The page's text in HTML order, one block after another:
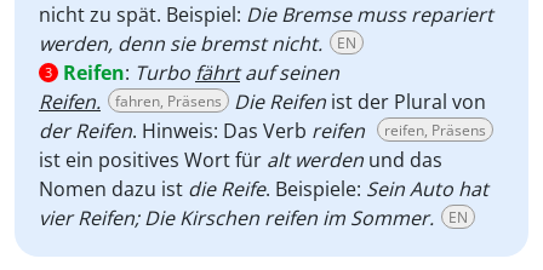
nicht zu spät. Beispiel: Die Bremse muss repariert
werden, denn sie bremst nicht.
EN
3 Reifen: Turbo fährtauf seinen
Reifen.
fahren, Präsens Die Reifen ist der Plural von
der Reifen. Hinweis: Das Verb reifen reifen, Präsens
ist ein positives Wort für alt werden und das
Nomen dazu ist die Reife. Beispiele: Sein Auto hat
vier Reifen; Die Kirschen reifen im Sommer.
EN